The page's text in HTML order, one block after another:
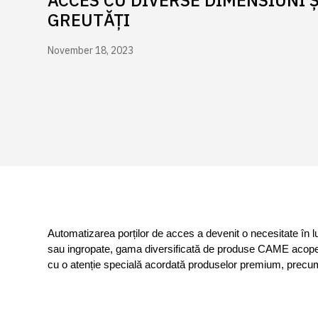
GREUTĂȚI
November 18, 2023
Automatizarea porților de acces a devenit o necesitate în
sau ingropate, gama diversificată de produse CAME
cu o atenție specială acordată produselor premium,